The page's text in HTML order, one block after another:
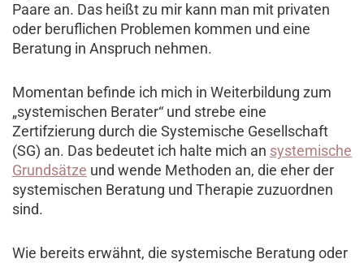
Paare an. Das heißt zu mir kann man mit privaten
oder beruflichen Problemen kommen und eine
Beratung in Anspruch nehmen.
Momentan befinde ich mich in Weiterbildung zum
„systemischen Berater“ und strebe eine
Zertifzierung durch die Systemische Gesellschaft
(SG) an. Das bedeutet ich halte mich an systemische
Grundsätze und wende Methoden an, die eher der
systemischen Beratung und Therapie zuzuordnen
sind.
Wie bereits erwähnt, die systemische Beratung oder